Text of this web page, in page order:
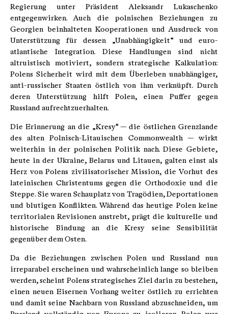
Regierung unter Präsident Aleksandr Lukaschenko
entgegenwirken. Auch die polnischen Beziehungen zu
Georgien beinhalteten Kooperationen und Ausdruck von
Unterstützung für dessen „Unabhängigkeit“ und euro-
atlantische Integration. Diese Handlungen sind nicht
altruistisch motiviert, sondern strategische Kalkulation:
Polens Sicherheit wird mit dem Überleben unabhängiger,
anti-russischer Staaten östlich von ihm verknüpft. Durch
deren Unterstützung hilft Polen, einen Puffer gegen
Russland aufrechtzuerhalten.
Die Erinnerung an die „Kresy“ — die östlichen Grenzlande
des alten Polnisch-Litauischen Commonwealth — wirkt
weiterhin in der polnischen Politik nach. Diese Gebiete,
heute in der Ukraine, Belarus und Litauen, galten einst als
Herz von Polens zivilisatorischer Mission, die Vorhut des
lateinischen Christentums gegen die Orthodoxie und die
Steppe. Sie waren Schauplatz von Tragödien, Deportationen
und blutigen Konflikten. Während das heutige Polen keine
territorialen Revisionen anstrebt, prägt die kulturelle und
historische Bindung an die Kresy seine Sensibilität
gegenüber dem Osten.
Da die Beziehungen zwischen Polen und Russland nun
irreparabel erscheinen und wahrscheinlich lange so bleiben
werden, scheint Polens strategisches Ziel darin zu bestehen,
einen neuen Eisernen Vorhang weiter östlich zu errichten
und damit seine Nachbarn von Russland abzuschneiden, um